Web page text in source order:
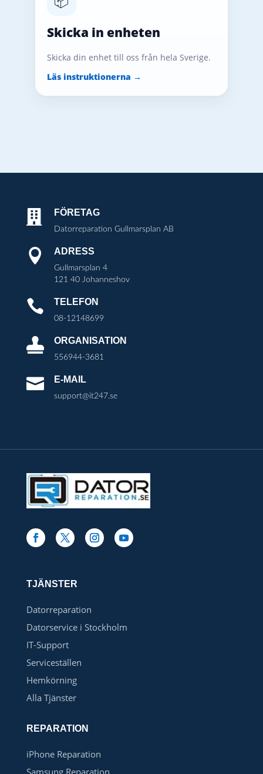
Skicka in enheten
Skicka din enhet till oss från hela Sverige.
Läs instruktionerna →
 FÖRETAG
Datorreparation Gullmarsplan AB
 ADRESS
Gullmarsplan 4
121 40 Johanneshov
 TELEFON
08-12148699
 ORGANISATION
556944-3681
 E-MAIL
support@it247.se
TJÄNSTER
Datorreparation
Datorservice i Stockholm
IT-Support
Serviceställen
Hemkörning
Alla Tjänster
REPARATION
iPhone Reparation
Samsung Reparation